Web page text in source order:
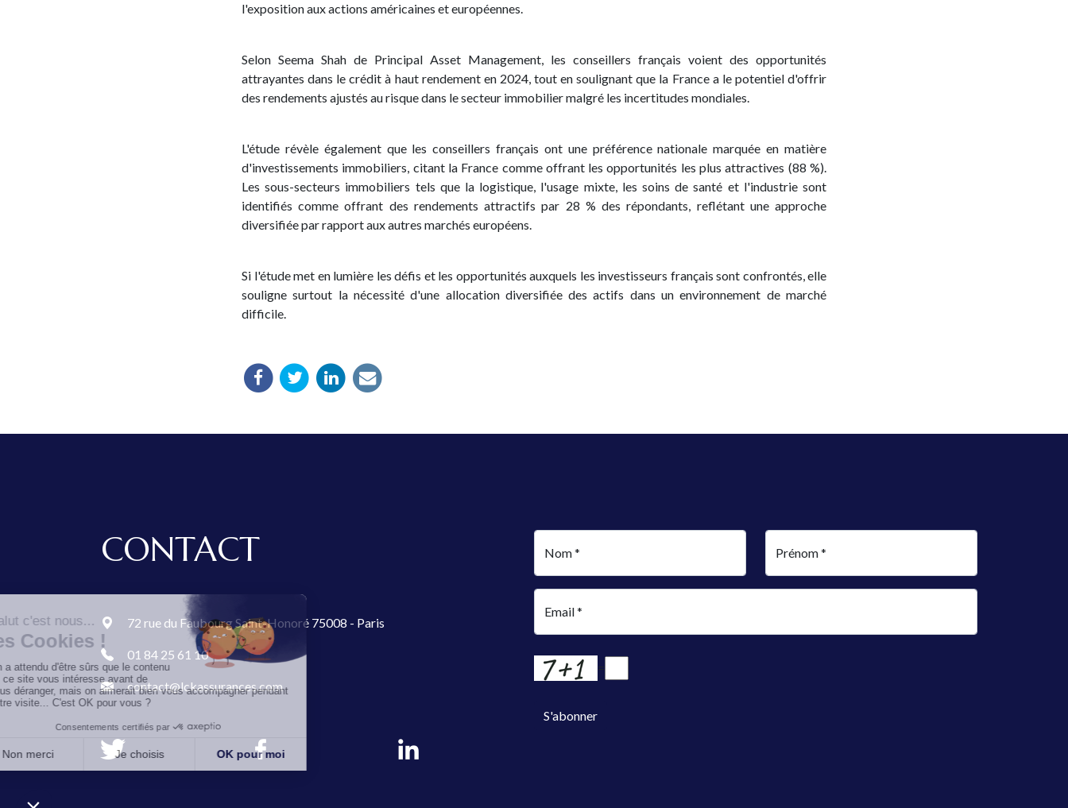
l'exposition aux actions américaines et européennes.
Selon Seema Shah de Principal Asset Management, les conseillers français voient des opportunités
attrayantes dans le crédit à haut rendement en 2024, tout en soulignant que la France a le potentiel d'offrir
des rendements ajustés au risque dans le secteur immobilier malgré les incertitudes mondiales.
L'étude révèle également que les conseillers français ont une préférence nationale marquée en matière
d'investissements immobiliers, citant la France comme offrant les opportunités les plus attractives (88 %).
Les sous-secteurs immobiliers tels que la logistique, l'usage mixte, les soins de santé et l'industrie sont
identifiés comme offrant des rendements attractifs par 28 % des répondants, reflétant une approche
diversifiée par rapport aux autres marchés européens.
Si l'étude met en lumière les défis et les opportunités auxquels les investisseurs français sont confrontés, elle
souligne surtout la nécessité d'une allocation diversifiée des actifs dans un environnement de marché
difficile.
CONTACT
72 rue du Faubourg Saint-Honoré 75008 - Paris
01 84 25 61 10
contact@lckassurances.com
Nom * Prénom *
Email *
=
S'abonner